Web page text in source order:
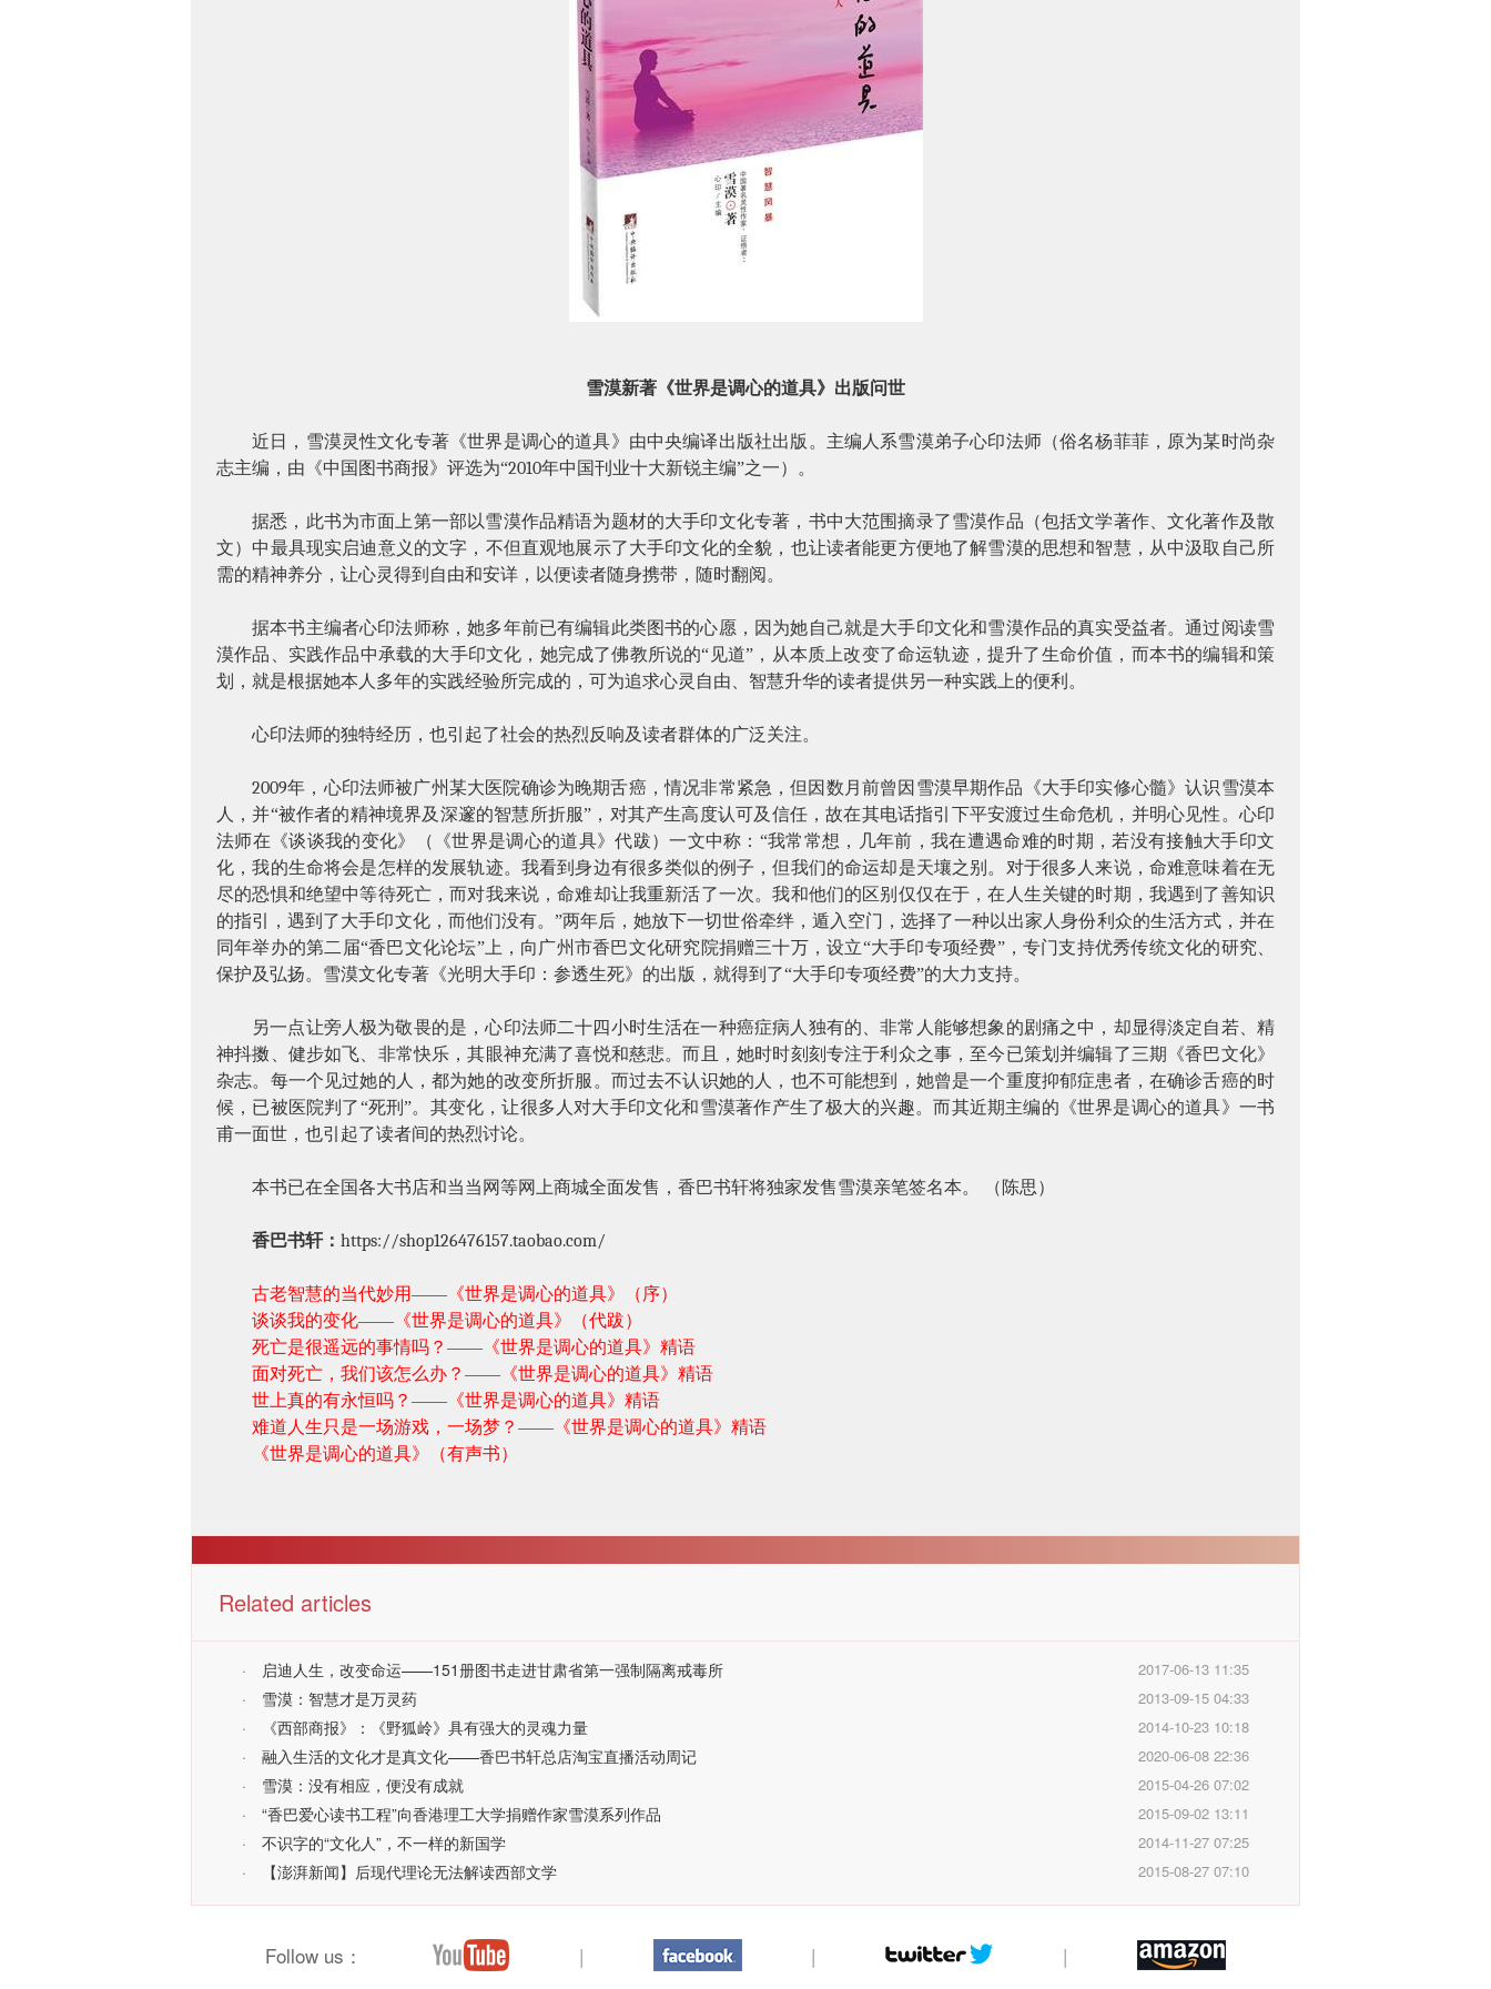
雪漠新著《世界是调心的道具》出版问世
近日，雪漠灵性文化专著《世界是调心的道具》由中央编译出版社出版。主编人系雪漠弟子心印法师（俗名杨菲菲，原为某时尚杂
志主编，由《中国图书商报》评选为“2010年中国刊业十大新锐主编”之一）。
据悉，此书为市面上第一部以雪漠作品精语为题材的大手印文化专著，书中大范围摘录了雪漠作品（包括文学著作、文化著作及散
文）中最具现实启迪意义的文字，不但直观地展示了大手印文化的全貌，也让读者能更方便地了解雪漠的思想和智慧，从中汲取自己所
需的精神养分，让心灵得到自由和安详，以便读者随身携带，随时翻阅。
据本书主编者心印法师称，她多年前已有编辑此类图书的心愿，因为她自己就是大手印文化和雪漠作品的真实受益者。通过阅读雪
漠作品、实践作品中承载的大手印文化，她完成了佛教所说的“见道”，从本质上改变了命运轨迹，提升了生命价值，而本书的编辑和策
划，就是根据她本人多年的实践经验所完成的，可为追求心灵自由、智慧升华的读者提供另一种实践上的便利。
心印法师的独特经历，也引起了社会的热烈反响及读者群体的广泛关注。
2009年，心印法师被广州某大医院确诊为晚期舌癌，情况非常紧急，但因数月前曾因雪漠早期作品《大手印实修心髓》认识雪漠本
人，并“被作者的精神境界及深邃的智慧所折服”，对其产生高度认可及信任，故在其电话指引下平安渡过生命危机，并明心见性。心印
法师在《谈谈我的变化》（《世界是调心的道具》代跋）一文中称：“我常常想，几年前，我在遭遇命难的时期，若没有接触大手印文
化，我的生命将会是怎样的发展轨迹。我看到身边有很多类似的例子，但我们的命运却是天壤之别。对于很多人来说，命难意味着在无
尽的恐惧和绝望中等待死亡，而对我来说，命难却让我重新活了一次。我和他们的区别仅仅在于，在人生关键的时期，我遇到了善知识
的指引，遇到了大手印文化，而他们没有。”两年后，她放下一切世俗牵绊，遁入空门，选择了一种以出家人身份利众的生活方式，并在
同年举办的第二届“香巴文化论坛”上，向广州市香巴文化研究院捐赠三十万，设立“大手印专项经费”，专门支持优秀传统文化的研究、
保护及弘扬。雪漠文化专著《光明大手印：参透生死》的出版，就得到了“大手印专项经费”的大力支持。
另一点让旁人极为敬畏的是，心印法师二十四小时生活在一种癌症病人独有的、非常人能够想象的剧痛之中，却显得淡定自若、精
神抖擞、健步如飞、非常快乐，其眼神充满了喜悦和慈悲。而且，她时时刻刻专注于利众之事，至今已策划并编辑了三期《香巴文化》
杂志。每一个见过她的人，都为她的改变所折服。而过去不认识她的人，也不可能想到，她曾是一个重度抑郁症患者，在确诊舌癌的时
候，已被医院判了“死刑”。其变化，让很多人对大手印文化和雪漠著作产生了极大的兴趣。而其近期主编的《世界是调心的道具》一书
甫一面世，也引起了读者间的热烈讨论。
本书已在全国各大书店和当当网等网上商城全面发售，香巴书轩将独家发售雪漠亲笔签名本。 （陈思）
香巴书轩：https://shop126476157.taobao.com/
古老智慧的当代妙用——《世界是调心的道具》（序）
谈谈我的变化——《世界是调心的道具》（代跋）
死亡是很遥远的事情吗？——《世界是调心的道具》精语
面对死亡，我们该怎么办？——《世界是调心的道具》精语
世上真的有永恒吗？——《世界是调心的道具》精语
难道人生只是一场游戏，一场梦？——《世界是调心的道具》精语
《世界是调心的道具》（有声书）
Related articles
· 启迪人生，改变命运——151册图书走进甘肃省第一强制隔离戒毒所 2017-06-13 11:35
· 雪漠：智慧才是万灵药 2013-09-15 04:33
· 《西部商报》：《野狐岭》具有强大的灵魂力量 2014-10-23 10:18
· 融入生活的文化才是真文化——香巴书轩总店淘宝直播活动周记 2020-06-08 22:36
· 雪漠：没有相应，便没有成就 2015-04-26 07:02
· “香巴爱心读书工程”向香港理工大学捐赠作家雪漠系列作品 2015-09-02 13:11
· 不识字的“文化人”，不一样的新国学 2014-11-27 07:25
· 【澎湃新闻】后现代理论无法解读西部文学 2015-08-27 07:10
Follow us： | | |